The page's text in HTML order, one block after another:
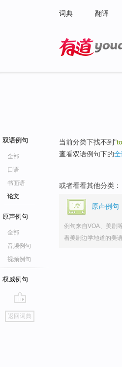
词典 翻译
双语例句
全部
口语
书面语
论文
原声例句
全部
音频例句
视频例句
权威例句
go
top
返回词典
当前分类下找不到"
查看双语例句下的
或者看看其他分类：
原声例句
例句来自VOA、美剧
看美剧边学地道的美语